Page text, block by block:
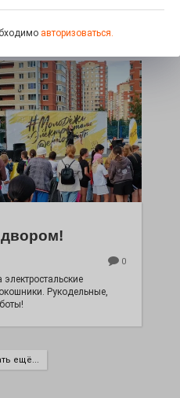
0
Рукодельные,
ещё...
авторизоваться.